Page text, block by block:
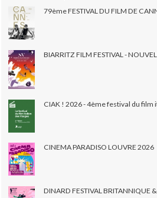
79ème FESTIVAL DU FILM DE
BIARRITZ FILM FESTIVAL -
CIAK ! 2026 - 4ème festival du
CINEMA PARADISO LOUVRE 2026
DINARD FESTIVAL BRITANNIQUE